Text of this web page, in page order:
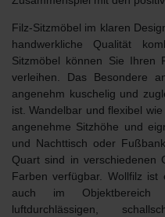
Filz-Sitzmöbel im klaren
handwerkliche Qualität
Sitzmöbel können Sie Ihren
verleihen. Das Besondere
angenehm kuschelig und
ist. Wandelbar und flexibel
angenehme Sitzhöhe und
und Nachttisch oder
Quart sind in verschiedenen
Farben verfügbar. Wollfilz ist
auch im
luftdurchlässigen,